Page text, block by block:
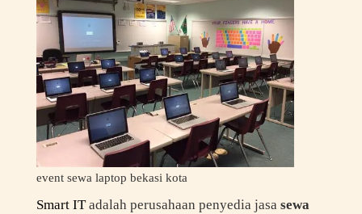
event sewa laptop bekasi kota
Smart ITadalah perusahaan penyedia jasa sewa